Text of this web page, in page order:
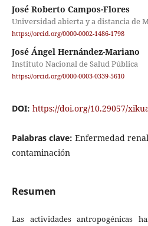
José Roberto Campos-Flores
Universidad abierta y a distancia de
https://orcid.org/0000-0002-1486-1798
José Ángel Hernández-Mariano
Instituto Nacional de Salud Pública
https://orcid.org/0000-0003-0339-5610
DOI: https://doi.org/10.29057/
Palabras clave: Enfermedad
contaminación
Resumen
Las actividades antropogénicas